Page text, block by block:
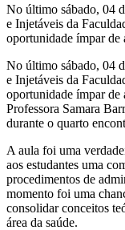
No último sábado, 04
e Injetáveis da
oportunidade ímpar de
No último sábado, 04
e Injetáveis da
oportunidade ímpar de
Professora Samara
durante o quarto
A aula foi uma
aos estudantes uma
procedimentos de
momento foi uma
consolidar conceitos
área da saúde.